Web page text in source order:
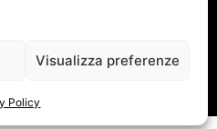
Visualizza preferenze
Policy